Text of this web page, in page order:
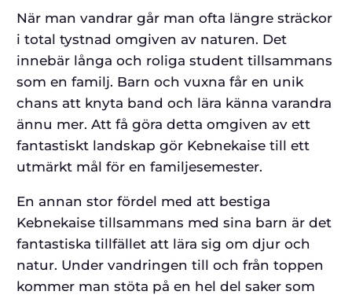
När man vandrar går man ofta längre sträckor
i total tystnad omgiven av naturen. Det
innebär långa och roliga student tillsammans
som en familj. Barn och vuxna får en unik
chans att knyta band och lära känna varandra
ännu mer. Att få göra detta omgiven av ett
fantastiskt landskap gör Kebnekaise till ett
utmärkt mål för en familjesemester.
En annan stor fördel med att bestiga
Kebnekaise tillsammans med sina barn är det
fantastiska tillfället att lära sig om djur och
natur. Under vandringen till och från toppen
kommer man stöta på en hel del saker som